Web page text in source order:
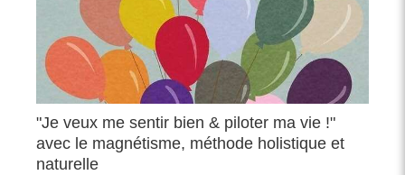
"Je veux me sentir bien & piloter ma vie !"
avec le magnétisme, méthode holistique et
naturelle